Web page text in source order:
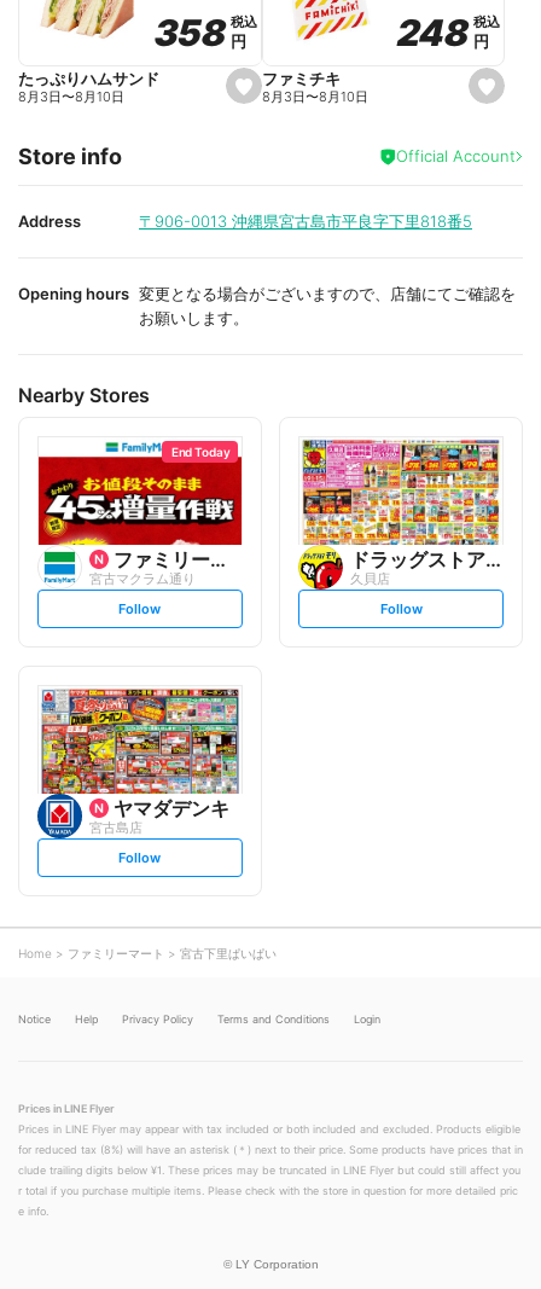
o
r
i
e
o
r
i
e
s
e
i
t
358
358税込
税込
円
円
たっぷりハムサンド
8月3日〜8月10日
s
e
a
248
248 税込
税込
円
円
ファミチキ
8月3日〜8月10日
Store info Official Account
Address 〒906-0013 沖縄県宮古島市平良字下里818番5
Opening hours 変更となる場合がございますので、店舗にてご確認を
お願いします。
Nearby Stores
End Today
ファミリーマート
宮古マクラム通り
s
l
o
w
Follow
ドラッグストアモリ
久貝店
s
Follow
ヤマダデンキ
宮古島店
s
l
o
Follow
Home ファミリーマート 宮古下里ぱいぱい
Notice Help Privacy Policy Terms and Conditions Login
Prices in LINE Flyer
Prices in LINE Flyer may appear with tax included or both included and excluded. Products eligible
for reduced tax (8%) will have an asterisk (＊) next to their price. Some products have prices that in
clude trailing digits below ¥1. These prices may be truncated in LINE Flyer but could still affect you
r total if you purchase multiple items. Please check with the store in question for more detailed pric
e info.
© LY Corporation